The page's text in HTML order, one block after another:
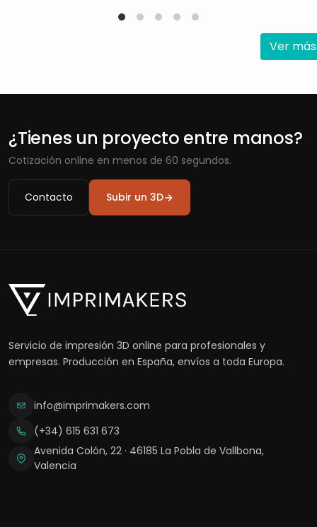
Ver más
¿Tienes un proyecto entre manos?
Cotización online en menos de 60 segundos.
Contacto Subir un 3D
Servicio de impresión 3D online para profesionales y
empresas. Producción en España, envíos a toda Europa.
info@imprimakers.com
(+34) 615 631 673
Avenida Colón, 22 · 46185 La Pobla de Vallbona,
Valencia